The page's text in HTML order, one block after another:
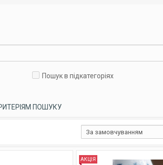
Пошук в підкатегоріях
ПОШУКУ
АКЦІЯ